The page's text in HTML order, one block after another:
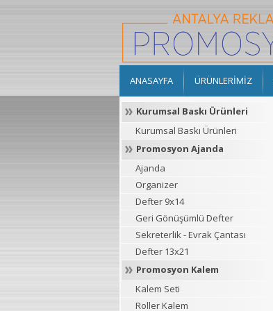
ANASAYFA ÜRÜNLERİMİZ
Kurumsal Baskı Ürünleri
Kurumsal Baskı Ürünleri
Promosyon Ajanda
Ajanda
Organizer
Defter 9x14
Geri Gönüşümlü Defter
Sekreterlik - Evrak Çantası
Defter 13x21
Promosyon Kalem
Kalem Seti
Roller Kalem